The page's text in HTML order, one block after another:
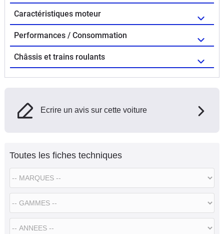
Caractéristiques moteur
Performances / Consommation
Châssis et trains roulants
Ecrire un avis sur cette voiture
Toutes les fiches techniques